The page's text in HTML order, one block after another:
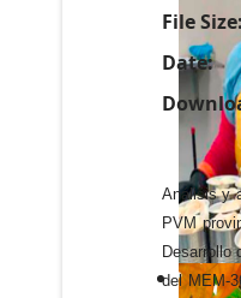
File Size:
Date:
Análisis y
PVM
Desarrollo
del MEM-